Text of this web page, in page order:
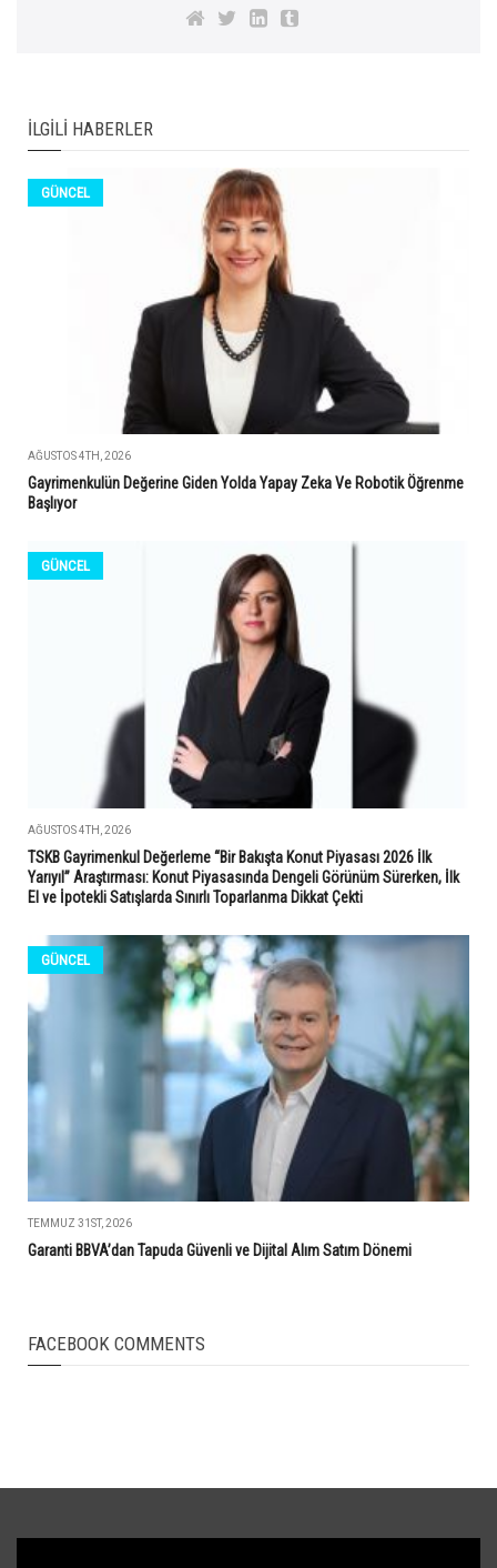
İLGILI HABERLER
GÜNCEL
AĞUSTOS 4TH, 2026
Gayrimenkulün Değerine Giden Yolda Yapay Zeka Ve Robotik Öğrenme
Başlıyor
GÜNCEL
AĞUSTOS 4TH, 2026
TSKB Gayrimenkul Değerleme “Bir Bakışta Konut Piyasası 2026 İlk
Yarıyıl” Araştırması: Konut Piyasasında Dengeli Görünüm Sürerken, İlk
El ve İpotekli Satışlarda Sınırlı Toparlanma Dikkat Çekti
GÜNCEL
TEMMUZ 31ST, 2026
Garanti BBVA’dan Tapuda Güvenli ve Dijital Alım Satım Dönemi
FACEBOOK COMMENTS